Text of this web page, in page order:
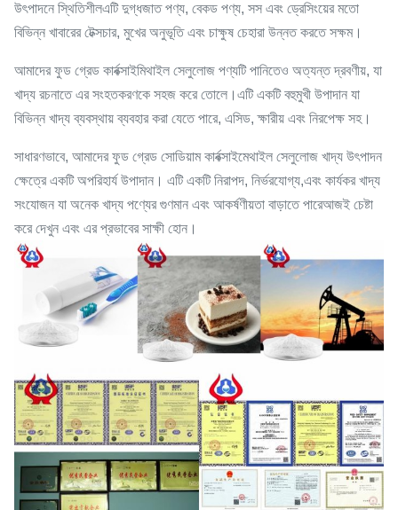
উৎপাদনে স্থিতিশীলএটি দুগ্ধজাত পণ্য, বেকড পণ্য, সস এবং ড্রেসিংয়ের মতো
বিভিন্ন খাবারের টেক্সচার, মুখের অনুভূতি এবং চাক্ষুষ চেহারা উন্নত করতে সক্ষম।
আমাদের ফুড গ্রেড কার্বক্সাইমিথাইল সেলুলোজ পণ্যটি পানিতেও অত্যন্ত দ্রবণীয়, যা
খাদ্য রচনাতে এর সংহতকরণকে সহজ করে তোলে।এটি একটি বহুমুখী উপাদান যা
বিভিন্ন খাদ্য ব্যবস্থায় ব্যবহার করা যেতে পারে, এসিড, ক্ষারীয় এবং নিরপেক্ষ সহ।
সাধারণভাবে, আমাদের ফুড গ্রেড সোডিয়াম কার্বক্সাইমেথাইল সেলুলোজ খাদ্য উৎপাদন
ক্ষেত্রে একটি অপরিহার্য উপাদান। এটি একটি নিরাপদ, নির্ভরযোগ্য,এবং কার্যকর খাদ্য
সংযোজন যা অনেক খাদ্য পণ্যের গুণমান এবং আকর্ষণীয়তা বাড়াতে পারেআজই চেষ্টা
করে দেখুন এবং এর প্রভাবের সাক্ষী হোন।